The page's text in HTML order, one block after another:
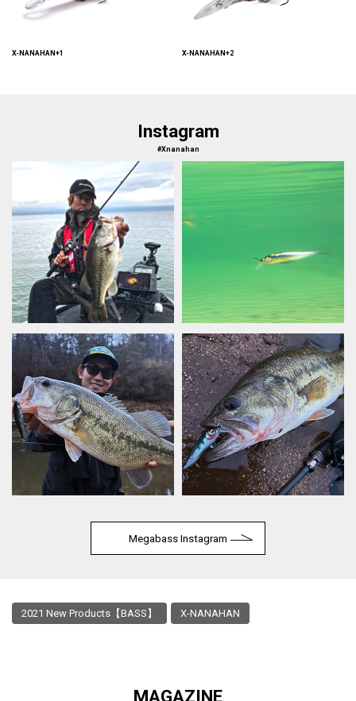
X-NANAHAN+1 X-NANAHAN+2
Instagram
#Xnanahan
Megabass Instagram
2021 New Products【BASS】 X-NANAHAN
MAGAZINE